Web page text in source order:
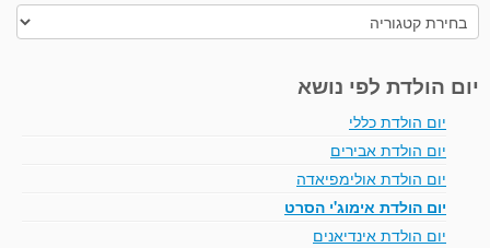
קטגוריות
יום הולדת לפי נושא
יום הולדת כללי
יום הולדת אבירים
יום הולדת אולימפיאדה
יום הולדת אימוג'י הסרט
יום הולדת אינדיאנים